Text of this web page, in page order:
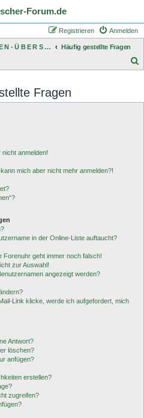
Forum.de
Anmelden
Registrieren
F O R E N - Ü B E R S I C H T
Häufig gestellte Fragen
h
Fragen
anmelden!
mich aber nicht mehr anmelden?!
in der Online-Liste auftaucht?
Forenuhr geht immer noch falsch!
zur Auswahl!
angezeigt werden?
Link klicke, werde ich aufgefordert, mich
Antwort?
löschen?
anfügen?
erstellen?
zugreifen?